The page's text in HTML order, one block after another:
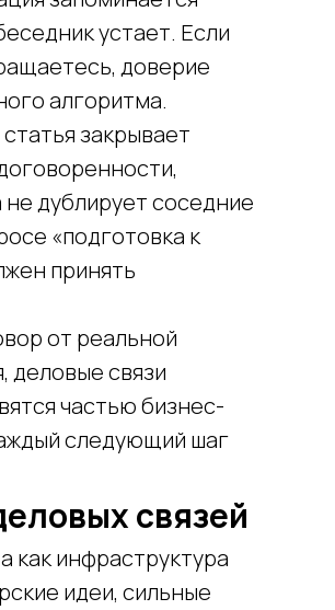
устает. Если
доверие
алгоритма.
закрывает
дублирует соседние
«подготовка к
принять
от реальной
деловые связи
частью бизнес-
следующий шаг
связей
как инфраструктура
идеи, сильные